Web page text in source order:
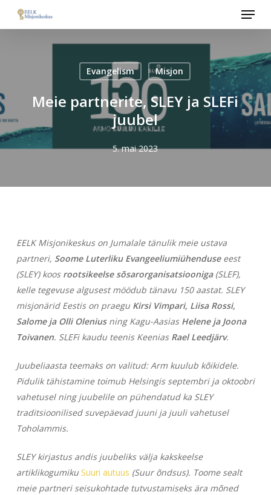
Menu
Evangelism Misjon
Meie partnerite, SLEY ja SLEFi
juubel
5. mai 2023
EELK Misjonikeskus on Jumalale tänulik meie ustava
partneri, Soome Luterliku Evangeeliumiühenduseeest
(SLEY) koos rootsikeelse sõsarorganisatsiooniga(SLEF),
kelle tegevuse algusest möödub tänavu 150 aastat. SLEY
misjonärid Eestis on praegu Kirsi Vimpari, Liisa Rossi,
Salome ja Olli Oleniusning Kagu-Aasias Helene ja Joona
Toivanen. SLEFi kaudu teenis Keenias Rael Leedjärv.
Juubeliaasta teemaks on valitud: Arm kuulub kõikidele.
Pidulik tähistamine toimub Helsingis septembri ja oktoobri
vahetusel ning juubelile on pühendatud ka SLEY
traditsioonilised suvepäevad juuni ja juuli vahetusel
Toholammis.
SLEY kirjastus andis juubeliks välja kakskeelse
artiklikogumiku Suuri autuus (Suur õndsus). Toome sealt
meie partneri seisukohtade tutvustamiseks ära mõned